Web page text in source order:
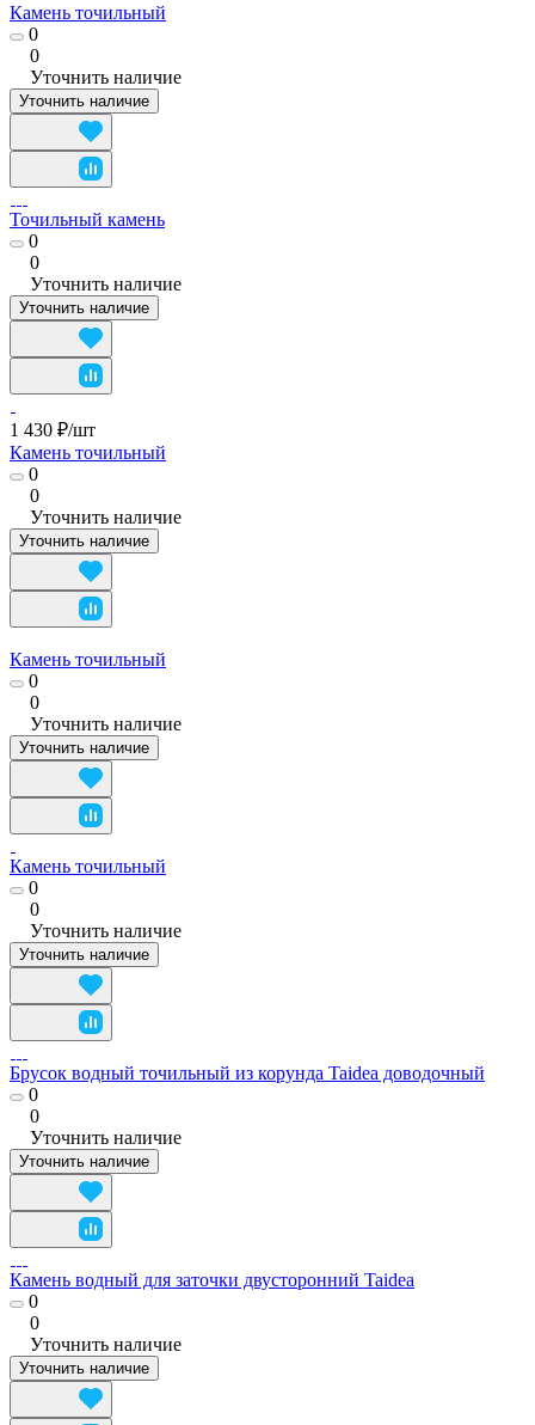
Камень точильный
0
0
Уточнить наличие
Уточнить наличие
Точильный камень
0
0
Уточнить наличие
Уточнить наличие
1 430 ₽/шт
Камень точильный
0
0
Уточнить наличие
Уточнить наличие
Камень точильный
0
0
Уточнить наличие
Уточнить наличие
Камень точильный
0
0
Уточнить наличие
Уточнить наличие
Брусок водный точильный из корунда Taidea доводочный
0
0
Уточнить наличие
Уточнить наличие
Камень водный для заточки двусторонний Taidea
0
0
Уточнить наличие
Уточнить наличие